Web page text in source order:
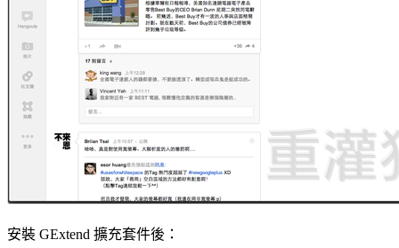
安裝 GExtend 擴充套件後：